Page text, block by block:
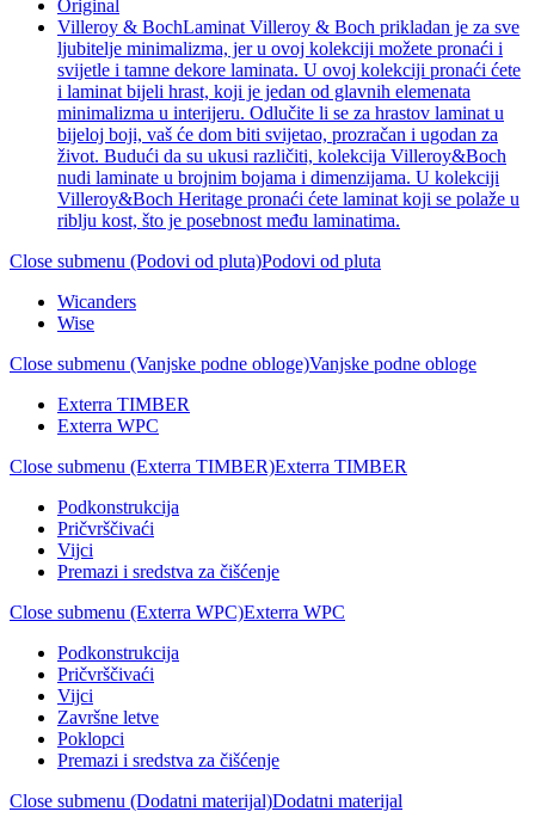
Original
Villeroy & BochLaminat Villeroy & Boch prikladan je za sve
ljubitelje minimalizma, jer u ovoj kolekciji možete pronaći i
svijetle i tamne dekore laminata. U ovoj kolekciji pronaći ćete
i laminat bijeli hrast, koji je jedan od glavnih elemenata
minimalizma u interijeru. Odlučite li se za hrastov laminat u
bijeloj boji, vaš će dom biti svijetao, prozračan i ugodan za
život. Budući da su ukusi različiti, kolekcija Villeroy&Boch
nudi laminate u brojnim bojama i dimenzijama. U kolekciji
Villeroy&Boch Heritage pronaći ćete laminat koji se polaže u
riblju kost, što je posebnost među laminatima.
Close submenu (Podovi od pluta)Podovi od pluta
Wicanders
Wise
Close submenu (Vanjske podne obloge)Vanjske podne obloge
Exterra TIMBER
Exterra WPC
Close submenu (Exterra TIMBER)Exterra TIMBER
Podkonstrukcija
Pričvrščivaći
Vijci
Premazi i sredstva za čišćenje
Close submenu (Exterra WPC)Exterra WPC
Podkonstrukcija
Pričvrščivaći
Vijci
Završne letve
Poklopci
Premazi i sredstva za čišćenje
Close submenu (Dodatni materijal)Dodatni materijal